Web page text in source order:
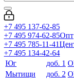
+7 495 137-62-85
+7 495 974-62-85Опт
+7 495 785-11-41
+7 495 134-42-64
Юг
доб. 1
Мытищи
доб. 2